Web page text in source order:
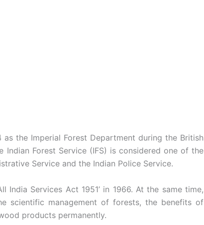
the Imperial Forest Department during the British
Forest Service (IFS) is considered one of the
Service and the Indian Police Service.
India Services Act 1951’ in 1966. At the same time,
scientific management of forests, the benefits of
products permanently.